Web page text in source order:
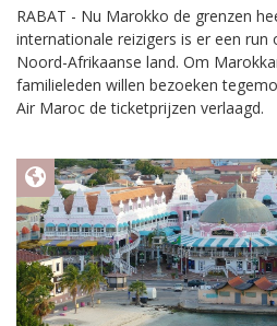
RABAT - Nu Marokko de grenzen
internationale reizigers is er een
Noord-Afrikaanse land. Om
familieleden willen bezoeken
Air Maroc de ticketprijzen verlaagd.